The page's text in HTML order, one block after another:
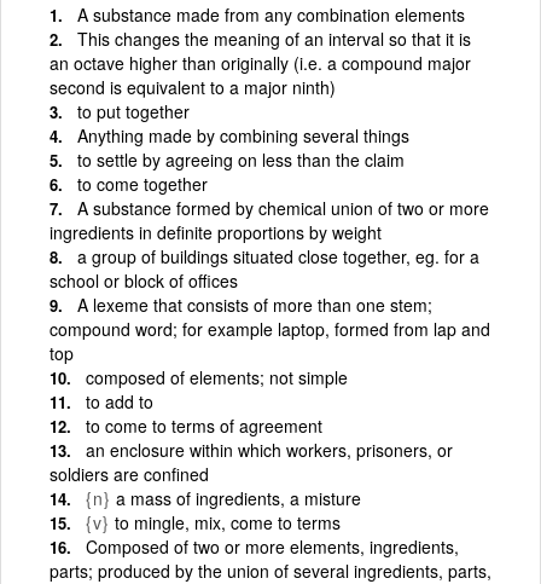
A substance made from any combination elements
This changes the meaning of an interval so that it is
an octave higher than originally (i.e. a compound major
second is equivalent to a major ninth)
to put together
Anything made by combining several things
to settle by agreeing on less than the claim
to come together
A substance formed by chemical union of two or more
ingredients in definite proportions by weight
a group of buildings situated close together, eg. for a
school or block of offices
A lexeme that consists of more than one stem;
compound word; for example laptop, formed from lap and
top
composed of elements; not simple
to add to
to come to terms of agreement
an enclosure within which workers, prisoners, or
soldiers are confined
{n} a mass of ingredients, a misture
{v} to mingle, mix, come to terms
Composed of two or more elements, ingredients,
parts; produced by the union of several ingredients, parts,